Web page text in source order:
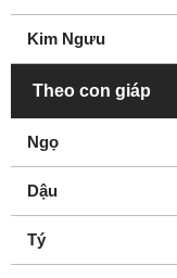
Kim Ngưu
Theo con giáp
Ngọ
Dậu
Tý